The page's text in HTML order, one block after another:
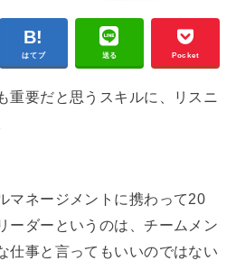
はてブ 送る Pocket
重要だと思うスキルに、リスニ
マネージメントに携わって20
ーダーというのは、チームメン
仕事と言ってもいいのではない